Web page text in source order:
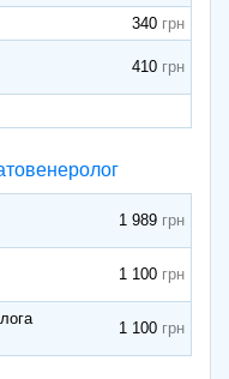
340
410
1 989
1 100
1 100